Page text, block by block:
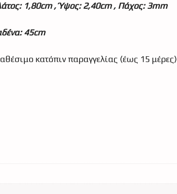
1,80cm , Ύψος: 2,40cm , Πάχος: 3mm
45cm
κατόπιν παραγγελίας (έως 15 μέρες)